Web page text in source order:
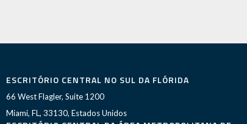
ESCRITÓRIO CENTRAL NO SUL DA FLÓRIDA
66 West Flagler, Suite 1200
Miami, FL, 33130, Estados Unidos